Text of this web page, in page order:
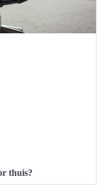
thuis?